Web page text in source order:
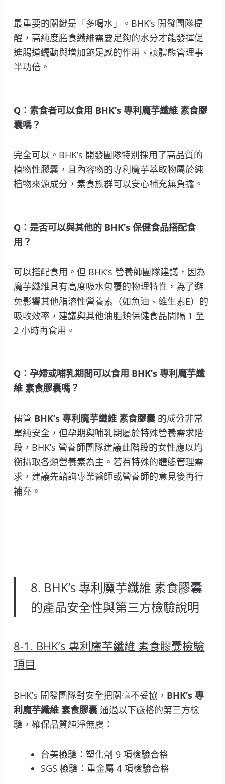
最重要的關鍵是「多喝水」。BHK’s 開發團隊提
醒，高純度膳食纖維需要足夠的水分才能發揮促
進腸道蠕動與增加飽足感的作用、讓體態管理事
半功倍。
Q：素食者可以食用 BHK’s 專利魔芋纖維 素食膠
囊嗎？
完全可以。BHK’s 開發團隊特別採用了高品質的
植物性膠囊，且內容物的專利魔芋萃取物屬於純
植物來源成分，素食族群可以安心補充無負擔。
Q：是否可以與其他的 BHK’s 保健食品搭配食
用？
可以搭配食用。但 BHK’s 營養師團隊建議，因為
魔芋纖維具有高度吸水包覆的物理特性，為了避
免影響其他脂溶性營養素（如魚油、維生素E）的
吸收效率，建議與其他油脂類保健食品間隔 1 至
2 小時再食用。
Q：孕婦或哺乳期間可以食用 BHK’s 專利魔芋纖
維 素食膠囊嗎？
儘管 BHK’s 專利魔芋纖維 素食膠囊 的成分非常
單純安全，但孕期與哺乳期屬於特殊營養需求階
段，BHK’s 營養師團隊建議此階段的女性應以均
衡攝取各類營養素為主。若有特殊的體態管理需
求，建議先諮詢專業醫師或營養師的意見後再行
補充。
8. BHK’s 專利魔芋纖維 素食膠囊
的產品安全性與第三方檢驗說明
8-1. BHK’s 專利魔芋纖維 素食膠囊檢驗
項目
BHK’s 開發團隊對安全把關毫不妥協， BHK’s 專
利魔芋纖維 素食膠囊 通過以下嚴格的第三方檢
驗，確保品質純淨無虞：
台美檢驗：塑化劑 9 項檢驗合格
SGS 檢驗：重金屬 4 項檢驗合格